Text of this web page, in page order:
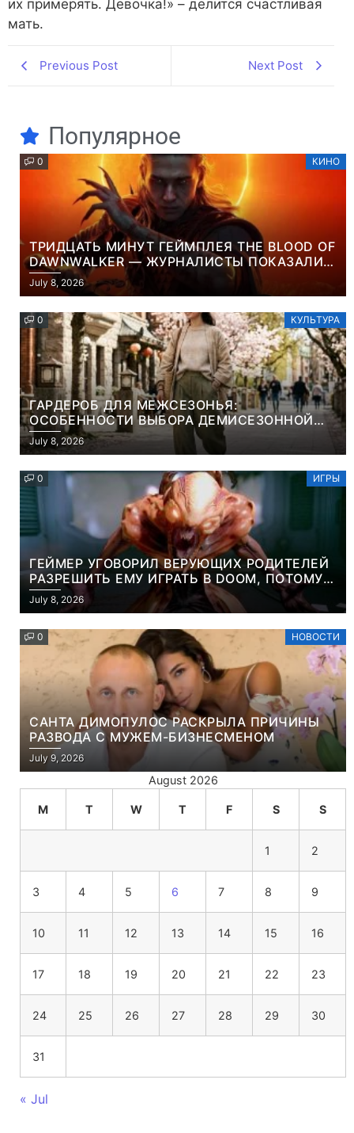
их примерять. Девочка!» – делится счастливая
мать.
Previous Post Next Post
Популярное
0 КИНО
ТРИДЦАТЬ МИНУТ ГЕЙМПЛЕЯ THE BLOOD OF
DAWNWALKER — ЖУРНАЛИСТЫ ПОКАЗАЛИ
НАЧАЛО НОВОЙ ИГРЫ ОТ ВЕТЕРАНОВ CD
PROJEKT RED
July 8, 2026
0 КУЛЬТУРА
ГАРДЕРОБ ДЛЯ МЕЖСЕЗОНЬЯ:
ОСОБЕННОСТИ ВЫБОРА ДЕМИСЕЗОННОЙ
ПАРКИ И ЭЛЕГАНТНОГО ЖЕНСКОГО ПЛАЩА
July 8, 2026
0 ИГРЫ
ГЕЙМЕР УГОВОРИЛ ВЕРУЮЩИХ РОДИТЕЛЕЙ
РАЗРЕШИТЬ ЕМУ ИГРАТЬ В DOOM, ПОТОМУ
ЧТО ЭТО ХРИСТИАНСКАЯ ИГРА ПРО
УБИЙСТВО ДЕМОНОВ
July 8, 2026
0 НОВОСТИ
САНТА ДИМОПУЛОС РАСКРЫЛА ПРИЧИНЫ
РАЗВОДА С МУЖЕМ-БИЗНЕСМЕНОМ
July 9, 2026
August 2026
M T W T F S S
1 2
3 4 5 6 7 8 9
10 11 12 13 14 15 16
17 18 19 20 21 22 23
24 25 26 27 28 29 30
31
« Jul